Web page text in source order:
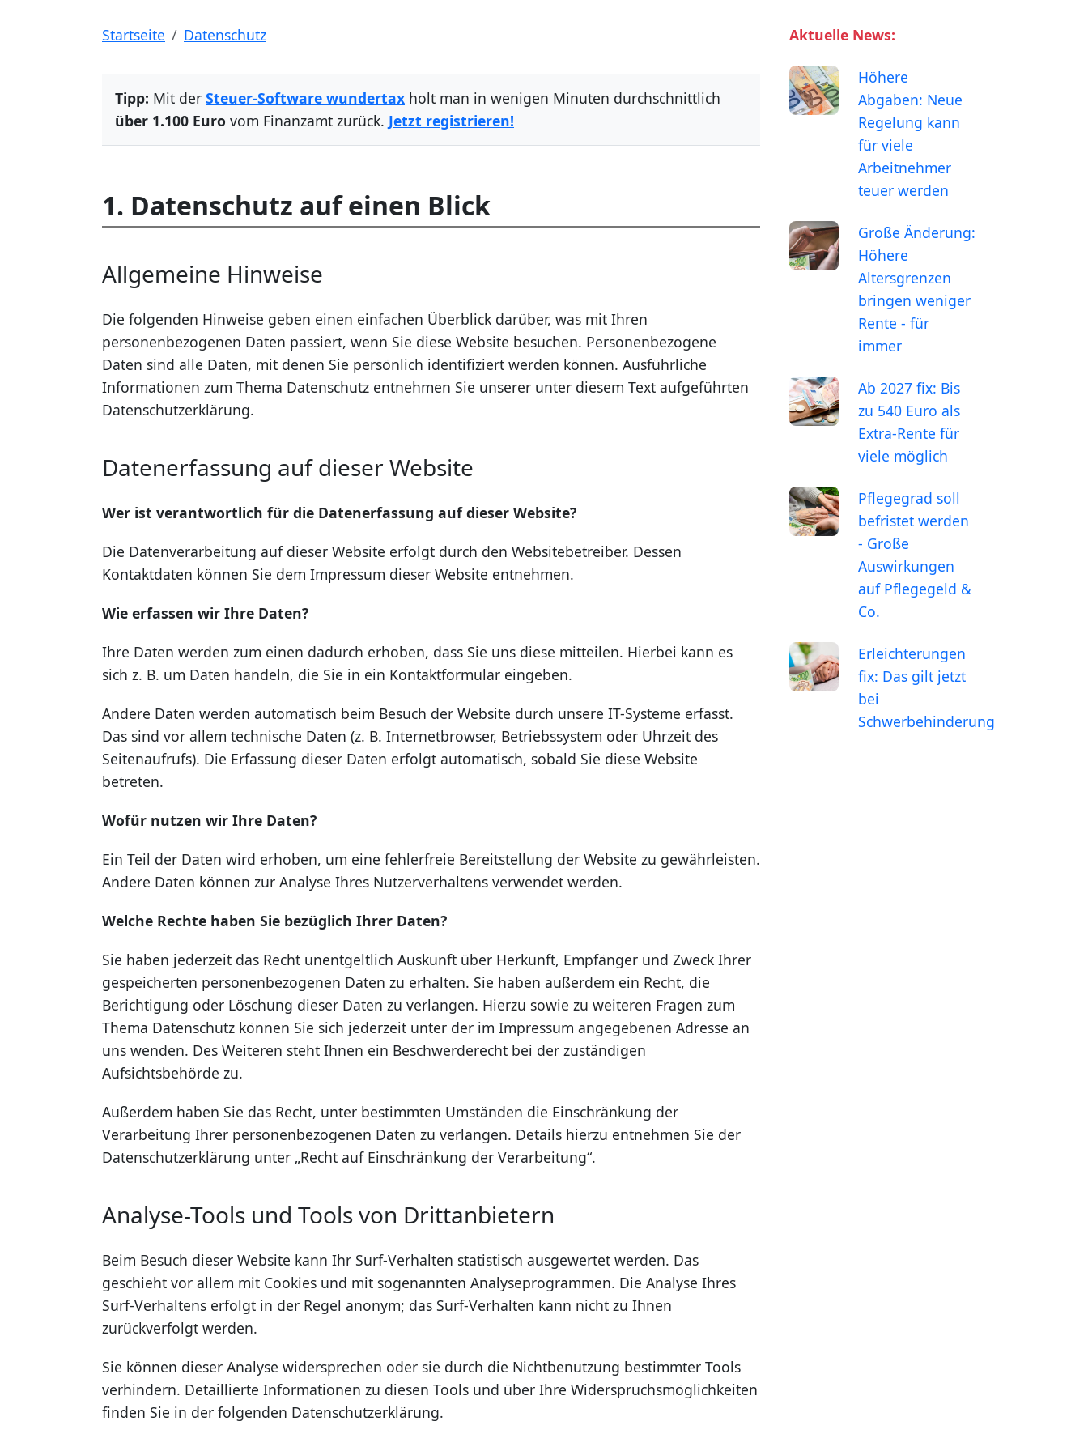
Startseite Datenschutz
Tipp: Mit der Steuer-Software wundertax holt man in wenigen Minuten durchschnittlich
über 1.100 Euro vom Finanzamt zurück. Jetzt registrieren!
1. Datenschutz auf einen Blick
Allgemeine Hinweise
Die folgenden Hinweise geben einen einfachen Überblick darüber, was mit Ihren
personenbezogenen Daten passiert, wenn Sie diese Website besuchen. Personenbezogene
Daten sind alle Daten, mit denen Sie persönlich identifiziert werden können. Ausführliche
Informationen zum Thema Datenschutz entnehmen Sie unserer unter diesem Text aufgeführten
Datenschutzerklärung.
Datenerfassung auf dieser Website
Wer ist verantwortlich für die Datenerfassung auf dieser Website?
Die Datenverarbeitung auf dieser Website erfolgt durch den Websitebetreiber. Dessen
Kontaktdaten können Sie dem Impressum dieser Website entnehmen.
Wie erfassen wir Ihre Daten?
Ihre Daten werden zum einen dadurch erhoben, dass Sie uns diese mitteilen. Hierbei kann es
sich z. B. um Daten handeln, die Sie in ein Kontaktformular eingeben.
Andere Daten werden automatisch beim Besuch der Website durch unsere IT-Systeme erfasst.
Das sind vor allem technische Daten (z. B. Internetbrowser, Betriebssystem oder Uhrzeit des
Seitenaufrufs). Die Erfassung dieser Daten erfolgt automatisch, sobald Sie diese Website
betreten.
Wofür nutzen wir Ihre Daten?
Ein Teil der Daten wird erhoben, um eine fehlerfreie Bereitstellung der Website zu gewährleisten.
Andere Daten können zur Analyse Ihres Nutzerverhaltens verwendet werden.
Welche Rechte haben Sie bezüglich Ihrer Daten?
Sie haben jederzeit das Recht unentgeltlich Auskunft über Herkunft, Empfänger und Zweck Ihrer
gespeicherten personenbezogenen Daten zu erhalten. Sie haben außerdem ein Recht, die
Berichtigung oder Löschung dieser Daten zu verlangen. Hierzu sowie zu weiteren Fragen zum
Thema Datenschutz können Sie sich jederzeit unter der im Impressum angegebenen Adresse an
uns wenden. Des Weiteren steht Ihnen ein Beschwerderecht bei der zuständigen
Aufsichtsbehörde zu.
Außerdem haben Sie das Recht, unter bestimmten Umständen die Einschränkung der
Verarbeitung Ihrer personenbezogenen Daten zu verlangen. Details hierzu entnehmen Sie der
Datenschutzerklärung unter „Recht auf Einschränkung der Verarbeitung“.
Analyse-Tools und Tools von Drittanbietern
Beim Besuch dieser Website kann Ihr Surf-Verhalten statistisch ausgewertet werden. Das
geschieht vor allem mit Cookies und mit sogenannten Analyseprogrammen. Die Analyse Ihres
Surf-Verhaltens erfolgt in der Regel anonym; das Surf-Verhalten kann nicht zu Ihnen
zurückverfolgt werden.
Sie können dieser Analyse widersprechen oder sie durch die Nichtbenutzung bestimmter Tools
verhindern. Detaillierte Informationen zu diesen Tools und über Ihre Widerspruchsmöglichkeiten
finden Sie in der folgenden Datenschutzerklärung.
Aktuelle News:
Höhere
Abgaben: Neue
Regelung kann
für viele
Arbeitnehmer
teuer werden
Große Änderung:
Höhere
Altersgrenzen
bringen weniger
Rente - für
immer
Ab 2027 fix: Bis
zu 540 Euro als
Extra-Rente für
viele möglich
Pflegegrad soll
befristet werden
- Große
Auswirkungen
auf Pflegegeld &
Co.
Erleichterungen
fix: Das gilt jetzt
bei
Schwerbehinderung